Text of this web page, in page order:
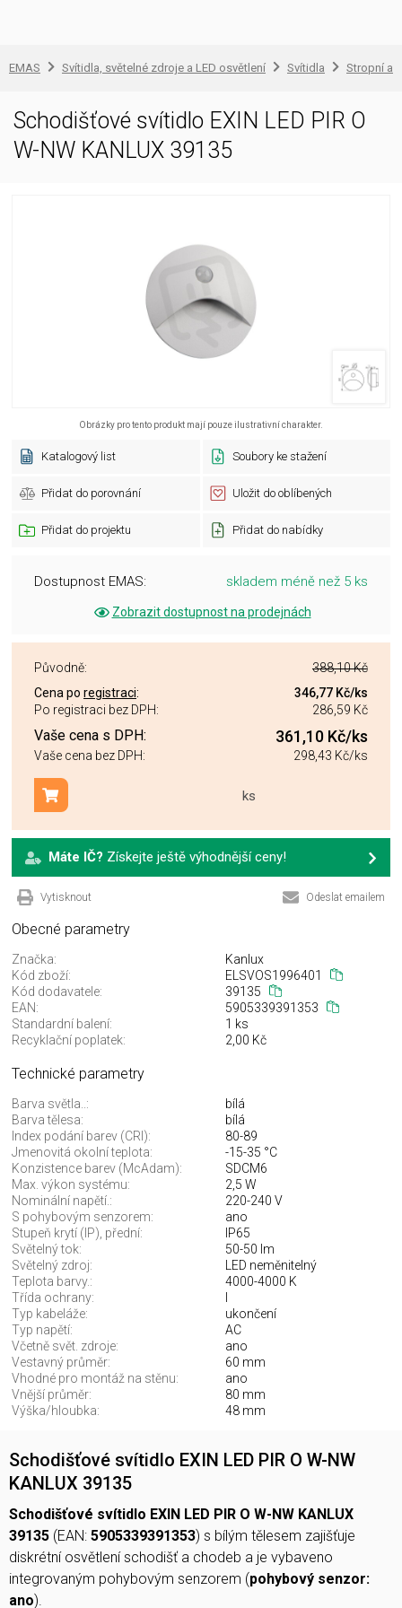
EMAS Svítidla, světelné zdroje a LED osvětlení Svítidla Stropní a
Schodišťové svítidlo EXIN LED PIR O
W-NW KANLUX 39135
Obrázky pro tento produkt mají pouze ilustrativní charakter.
Katalogový list Soubory ke stažení
Přidat do porovnání Uložit do oblíbených
Přidat do projektu Přidat do nabídky
Dostupnost EMAS: skladem méně než 5 ks
Zobrazit dostupnost na prodejnách
Původně:
388,10 Kč
Cena po registraci: 346,77 Kč/ks
Po registraci bez DPH:
286,59 Kč
Vaše cena s DPH: 361,10 Kč/ks
Vaše cena bez DPH: 298,43 Kč/ks
ks
Přidat do košíku
Máte IČ? Získejte ještě výhodnější ceny!
Vytisknout Odeslat emailem
Obecné parametry
Značka:
Kanlux
Kód zboží:
ELSVOS1996401
Kód dodavatele:
39135
EAN:
5905339391353
Standardní balení:
1 ks
Recyklační poplatek:
2,00 Kč
Technické parametry
Barva světla..:
bílá
Barva tělesa:
bílá
Index podání barev (CRI):
80-89
Jmenovitá okolní teplota:
-15-35 °C
Konzistence barev (McAdam):
SDCM6
Max. výkon systému:
2,5 W
Nominální napětí.:
220-240 V
S pohybovým senzorem:
ano
Stupeň krytí (IP), přední:
IP65
Světelný tok:
50-50 lm
Světelný zdroj:
LED neměnitelný
Teplota barvy.:
4000-4000 K
Třída ochrany:
Typ kabeláže:
ukončení
Typ napětí:
AC
Včetně svět. zdroje:
ano
Vestavný průměr:
60 mm
Vhodné pro montáž na stěnu:
ano
Vnější průměr:
80 mm
Výška/hloubka:
48 mm
Schodišťové svítidlo EXIN LED PIR O W-NW
KANLUX 39135
Schodišťové svítidlo EXIN LED PIR O W-NW KANLUX
39135 (EAN: 5905339391353) s bílým tělesem zajišťuje
diskrétní osvětlení schodišť a chodeb a je vybaveno
integrovaným pohybovým senzorem (pohybový senzor:
ano).